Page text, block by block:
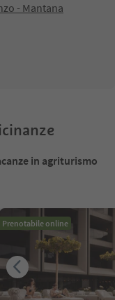
- Mantana
in agriturismo
Prenotabile online